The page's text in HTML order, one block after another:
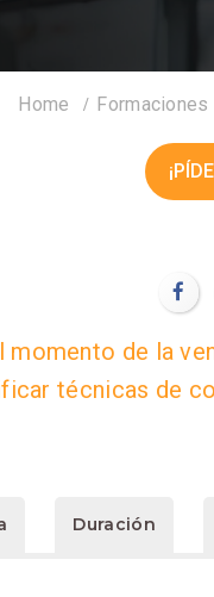
Home Formaciones
de la
técnicas de
Duración